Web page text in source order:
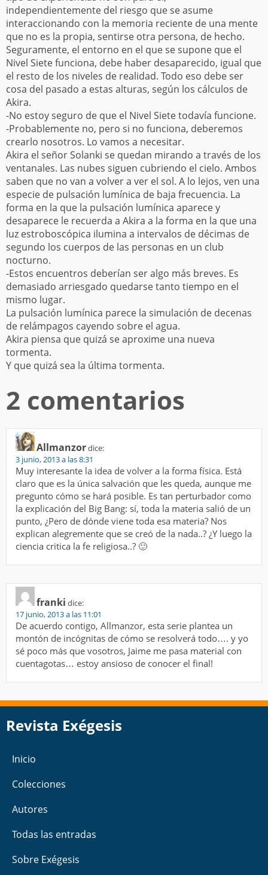
independientemente del riesgo que se asume
interaccionando con la memoria reciente de una mente
que no es la propia, sentirse otra persona, de hecho.
Seguramente, el entorno en el que se supone que el
Nivel Siete funciona, debe haber desaparecido, igual que
el resto de los niveles de realidad. Todo eso debe ser
cosa del pasado a estas alturas, según los cálculos de
Akira.
-No estoy seguro de que el Nivel Siete todavía funcione.
-Probablemente no, pero si no funciona, deberemos
crearlo nosotros. Lo vamos a necesitar.
Akira el señor Solanki se quedan mirando a través de los
ventanales. Las nubes siguen cubriendo el cielo. Ambos
saben que no van a volver a ver el sol. A lo lejos, ven una
especie de pulsación lumínica de baja frecuencia. La
forma en la que la pulsación lumínica aparece y
desaparece le recuerda a Akira a la forma en la que una
luz estroboscópica ilumina a intervalos de décimas de
segundo los cuerpos de las personas en un club
nocturno.
-Estos encuentros deberían ser algo más breves. Es
demasiado arriesgado quedarse tanto tiempo en el
mismo lugar.
La pulsación lumínica parece la simulación de decenas
de relámpagos cayendo sobre el agua.
Akira piensa que quizá se aproxime una nueva
tormenta.
Y que quizá sea la última tormenta.
2 comentarios
Allmanzordice:
3 junio, 2013 a las 8:31
Muy interesante la idea de volver a la forma física. Está
claro que es la única salvación que les queda, aunque me
pregunto cómo se hará posible. Es tan perturbador como
la explicación del Big Bang: sí, toda la materia salió de un
punto, ¿Pero de dónde viene toda esa materia? Nos
explican alegremente que se creó de la nada..? ¿Y luego la
ciencia critica la fe religiosa..? 🙂
franki dice:
17 junio, 2013 a las 11:01
De acuerdo contigo, Allmanzor, esta serie plantea un
montón de incógnitas de cómo se resolverá todo…. y yo
sé poco más que vosotros, Jaime me pasa material con
cuentagotas… estoy ansioso de conocer el final!
Revista Exégesis
Inicio
Colecciones
Autores
Todas las entradas
Sobre Exégesis